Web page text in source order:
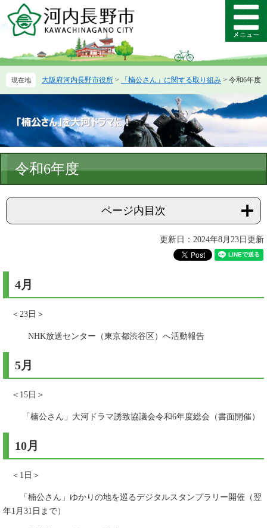
ー
先
す。
ニ
を
し
文
へ
メ
ニ
ー
大阪府河内長野市役所 > 「楠公さん」に関する取り組み > 令和6年度
文
令和6年度
ページ内目次
更新日：2024年8月23日更新
4月
＜23日＞
NHK放送センター（東京都渋谷区）へ活動報告
5月
＜15日＞
「楠公さん」大河ドラマ誘致協議会令和6年度総会（書面開催）
10月
＜1日＞
「楠公さん」ゆかりの地を巡るデジタルスタンプラリー開催（翌
年1月31日まで）